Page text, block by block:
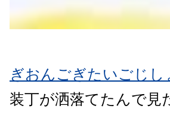
ぎおんごぎたいごじし
装丁が洒落てたんで見